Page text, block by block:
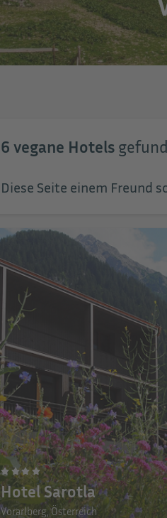
6 vegane Hotels
Diese Seite einem Freund
Hotel Sarotla
Vorarlberg, Österreich